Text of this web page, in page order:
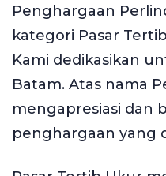
Penghargaan
kategori Pasar
Kami dedikasikan
Batam. Atas nama
mengapresiasi dan
penghargaan yang